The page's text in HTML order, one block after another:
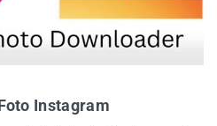
Instagram